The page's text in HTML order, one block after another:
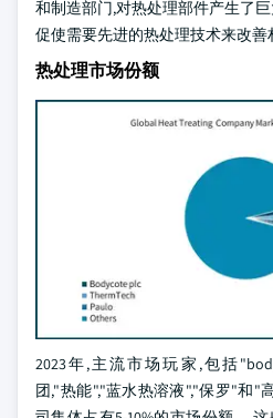
和制造部门,对热处理部件产生了
促使需要先进的热处理技术来改善
热处理市场份额
2023年,主流市场玩家,包括
团,"热能","蓝水热溶液","保罗"和"